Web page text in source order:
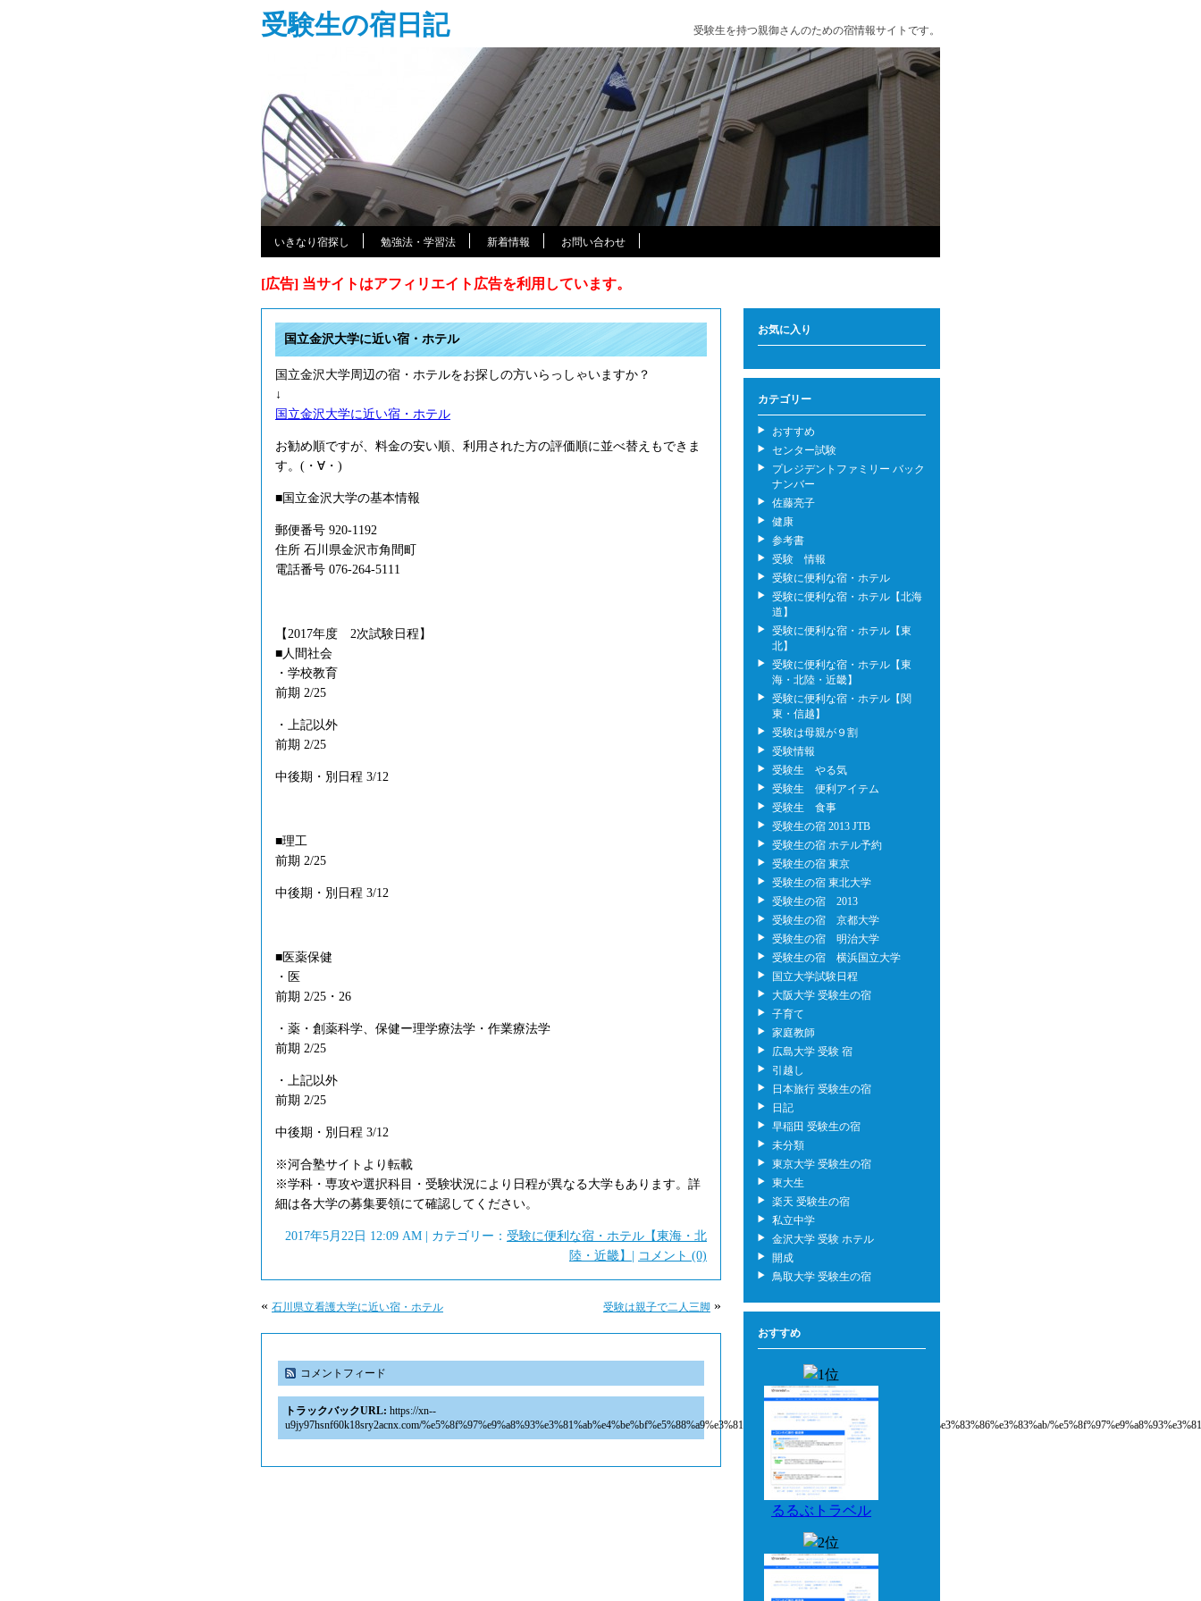
受験生の宿日記 受験生を持つ親御さんのための宿情報サイトです。
いきなり宿探し 勉強法・学習法 新着情報 お問い合わせ
[広告] 当サイトはアフィリエイト広告を利用しています。
国立金沢大学に近い宿・ホテル
国立金沢大学周辺の宿・ホテルをお探しの方いらっしゃいますか？
↓
国立金沢大学に近い宿・ホテル
お勧め順ですが、料金の安い順、利用された方の評価順に並べ替えもできま
す。(・∀・)
■国立金沢大学の基本情報
郵便番号 920-1192
住所 石川県金沢市角間町
電話番号 076-264-5111
【2017年度 2次試験日程】
■人間社会
・学校教育
前期 2/25
・上記以外
前期 2/25
中後期・別日程 3/12
■理工
前期 2/25
中後期・別日程 3/12
■医薬保健
・医
前期 2/25・26
・薬・創薬科学、保健ー理学療法学・作業療法学
前期 2/25
・上記以外
前期 2/25
中後期・別日程 3/12
※河合塾サイトより転載
※学科・専攻や選択科目・受験状況により日程が異なる大学もあります。詳
細は各大学の募集要領にて確認してください。
2017年5月22日 12:09 AM | カテゴリー： 受験に便利な宿・ホテル【東海・北
陸・近畿】
コメント (0)
« 石川県立看護大学に近い宿・ホテル 受験は親子で二人三脚 »
コメントフィード
トラックバックURL: https://xn--
u9jy97hsnf60k18sry2acnx.com/%e5%8f%97%e9%a8%93%e3%81%ab%e4%be%bf%e5%88%a9%e3%81%aa%e5%ae%bf%e3%83%bb%e3%83%9b%e3%83%86%e3%83%ab/
お気に入り
カテゴリー
おすすめ
センター試験
プレジデントファミリー バック
ナンバー
佐藤亮子
健康
参考書
受験 情報
受験に便利な宿・ホテル
受験に便利な宿・ホテル【北海
道】
受験に便利な宿・ホテル【東
北】
受験に便利な宿・ホテル【東
海・北陸・近畿】
受験に便利な宿・ホテル【関
東・信越】
受験は母親が９割
受験情報
受験生 やる気
受験生 便利アイテム
受験生 食事
受験生の宿 2013 JTB
受験生の宿 ホテル予約
受験生の宿 東京
受験生の宿 東北大学
受験生の宿 2013
受験生の宿 京都大学
受験生の宿 明治大学
受験生の宿 横浜国立大学
国立大学試験日程
大阪大学 受験生の宿
子育て
家庭教師
広島大学 受験 宿
引越し
日本旅行 受験生の宿
日記
早稲田 受験生の宿
未分類
東京大学 受験生の宿
東大生
楽天 受験生の宿
私立中学
金沢大学 受験 ホテル
開成
鳥取大学 受験生の宿
おすすめ
るるぶトラベル